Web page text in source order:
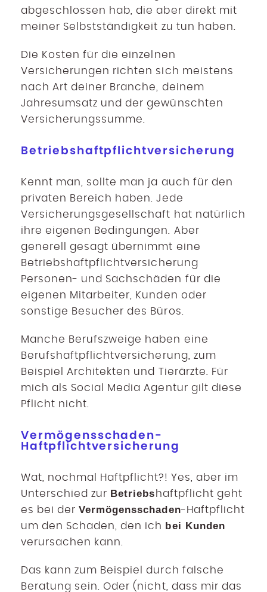
abgeschlossen hab, die aber direkt mit
meiner Selbstständigkeit zu tun haben.
Die Kosten für die einzelnen
Versicherungen richten sich meistens
nach Art deiner Branche, deinem
Jahresumsatz und der gewünschten
Versicherungssumme.
Betriebshaftpflichtversicherung
Kennt man, sollte man ja auch für den
privaten Bereich haben. Jede
Versicherungsgesellschaft hat natürlich
ihre eigenen Bedingungen. Aber
generell gesagt übernimmt eine
Betriebshaftpflichtversicherung
Personen- und Sachschäden für die
eigenen Mitarbeiter, Kunden oder
sonstige Besucher des Büros.
Manche Berufszweige haben eine
Berufshaftpflichtversicherung, zum
Beispiel Architekten und Tierärzte. Für
mich als Social Media Agentur gilt diese
Pflicht nicht.
Vermögensschaden-
Haftpflichtversicherung
Wat, nochmal Haftpflicht?! Yes, aber im
Unterschied zur Betriebs haftpflicht geht
es bei derVermögensschaden-Haftpflicht
um den Schaden, den ich bei Kunden
verursachen kann.
Das kann zum Beispiel durch falsche
Beratung sein. Oder (nicht, dass mir das